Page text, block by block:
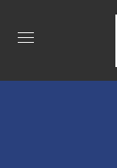
στο
περιεχόμενο